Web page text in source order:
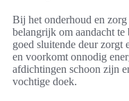
Bij het onderhoud en
belangrijk om aandacht te
goed sluitende deur
en voorkomt onnodig
afdichtingen schoon zijn
vochtige doek.